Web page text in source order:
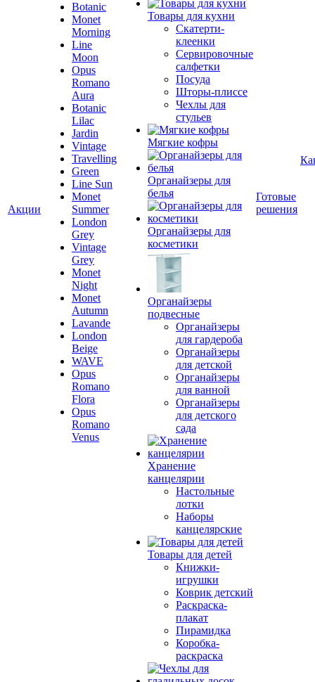
Акции
Botanic
Monet
Morning
Line
Moon
Opus
Romano
Aura
Botanic
Lilac
Jardin
Vintage
Travelling
Green
Line Sun
Monet
Summer
London
Grey
Vintage
Grey
Monet
Night
Monet
Autumn
Lavande
London
Beige
WAVE
Opus
Romano
Flora
Opus
Romano
Venus
Товары для кухни
Скатерти-
клеенки
Сервировочные
салфетки
Посуда
Шторы-плиссе
Чехлы для
стульев
Мягкие кофры
Органайзеры для
белья
Органайзеры для
косметики
Органайзеры
подвесные
Органайзеры
для гардероба
Органайзеры
для детской
Органайзеры
для ванной
Органайзеры
для детского
сада
Хранение
канцелярии
Настольные
лотки
Наборы
канцелярские
Товары для детей
Книжки-
игрушки
Коврик детский
Раскраска-
плакат
Пирамидка
Коробка-
раскраска
Готовые
решения